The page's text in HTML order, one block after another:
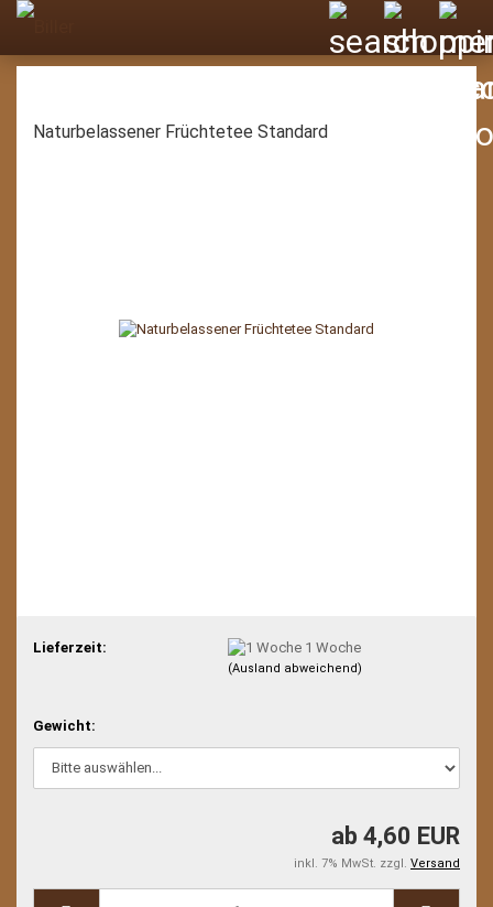
Naturbelassener Früchtetee Standard
Lieferzeit: 1 Woche
(Ausland abweichend)
Gewicht:
ab 4,60 EUR
inkl. 7% MwSt. zzgl. Versand